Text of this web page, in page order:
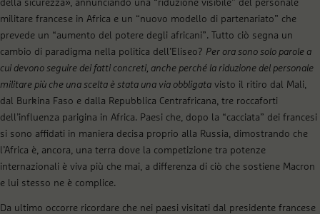
della sicurezza», annunciando una “riduzione visibile” del personale
militare francese in Africa e un “nuovo modello di partenariato” che
prevede un “aumento del potere degli africani”. Tutto ciò segna un
cambio di paradigma nella politica dell’Eliseo? Per ora sono solo parole a
cui devono seguire dei fatti concreti, anche perché la riduzione del personale
militare più che una scelta è stata una via obbligata visto il ritiro dal Mali,
dal Burkina Faso e dalla Repubblica Centrafricana, tre roccaforti
dell’influenza parigina in Africa. Paesi che, dopo la “cacciata” dei francesi
si sono affidati in maniera decisa proprio alla Russia, dimostrando che
l’Africa è, ancora, una terra dove la competizione tra potenze
internazionali è viva più che mai, a differenza di ciò che sostiene Macron
e lui stesso ne è complice.
Da ultimo occorre ricordare che nei paesi visitati dal presidente francese